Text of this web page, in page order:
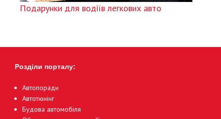
Подарунки для водіїв легкових авто
Розділи порталу:
Автопоради
Автотюнінг
Будова автомобіля